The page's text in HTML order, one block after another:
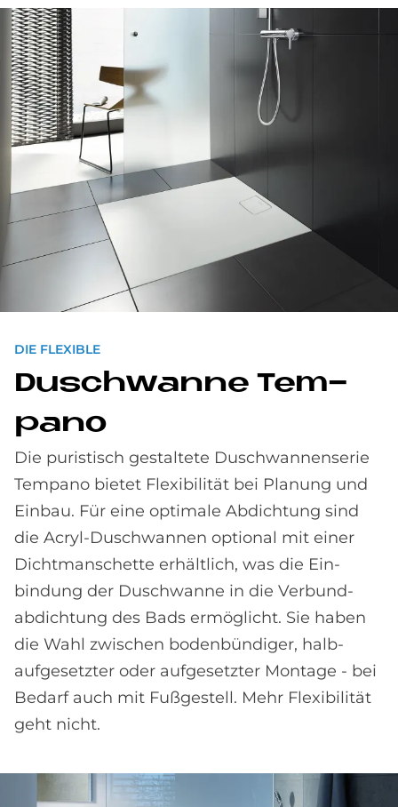
DIE FLEXIBLE
Dusch­wan­ne Tem­
pa­no
Die puristisch gestaltete Duschwannen­serie
Tem­pano bietet Flexibilität bei Planung und
Ein­bau. Für eine optimale Abdichtung sind
die Acryl-Duschwannen optional mit einer
Dicht­manschette erhältlich, was die Ein­
bindung der Dusch­wanne in die Verbund­
abdichtung des Bads ermöglicht. Sie haben
die Wahl zwischen boden­bündiger, halb­
aufgesetzter oder auf­gesetzter Montage - bei
Be­darf auch mit Fuß­gestell. Mehr Flexibilität
geht nicht.